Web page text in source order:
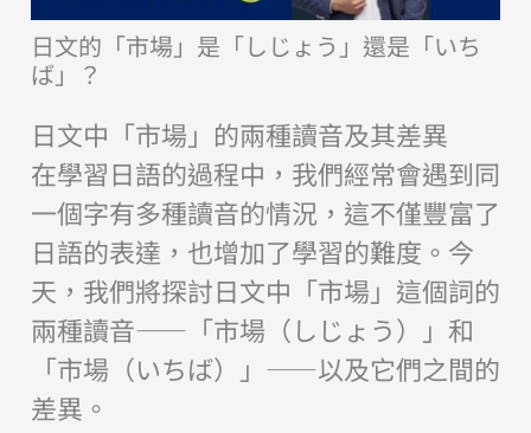
日文的「市場」是「しじょう」還是「いち
ば」？
日文中「市場」的兩種讀音及其差異
在學習日語的過程中，我們經常會遇到同
一個字有多種讀音的情況，這不僅豐富了
日語的表達，也增加了學習的難度。今
天，我們將探討日文中「市場」這個詞的
兩種讀音——「市場（しじょう）」和
「市場（いちば）」——以及它們之間的
差異。